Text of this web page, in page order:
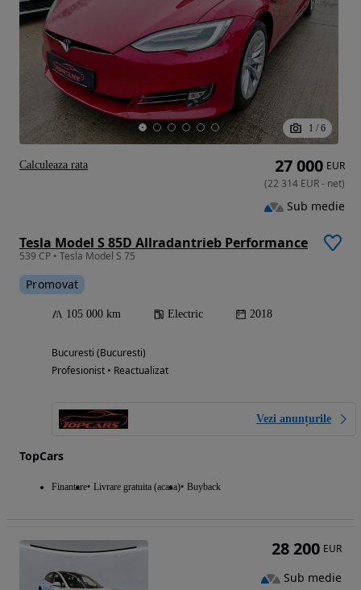
1 / 6
Tesla Model S 85D Allradantrieb Performance
539 CP • Tesla Model S 75
Promovat
105 000 km Electric 2018
Bucuresti (Bucuresti)
Profesionist • Reactualizat
Vezi anunțurile
TopCars
Finantare Livrare gratuita (acasa) Buyback
27 000 EUR
(22 314 EUR- net)
Sub medie
Calculeaza rata
28 200 EUR
Sub medie